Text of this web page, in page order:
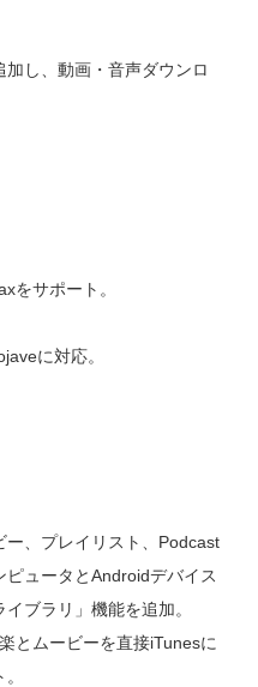
し、動画・音声ダウンロ
をサポート。
に対応。
ー、プレイリスト、Podcast
ュータとAndroidデバイス
ブラリ」機能を追加。
とムービーを直接iTunesに